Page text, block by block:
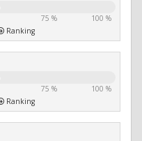
75 %
100 %
Ranking
75 %
100 %
Ranking